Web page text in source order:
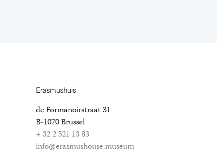
Erasmushuis
de Formanoirstraat 31
B-1070 Brussel
+ 32 2 521 13 83
info@erasmushouse.museum